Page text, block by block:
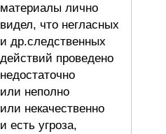
материалы лично
видел, что негласных
и др.следственных
действий проведено
недостаточно
или неполно
или некачественно
и есть угроза,